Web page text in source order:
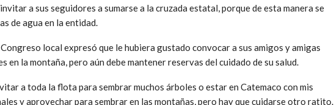
a sus seguidores a sumarse a la cruzada estatal, porque de esta manera se
de agua en la entidad.
local expresó que le hubiera gustado convocar a sus amigos y amigas
en la montaña, pero aún debe mantener reservas del cuidado de su salud.
a toda la flota para sembrar muchos árboles o estar en Catemaco con mis
y aprovechar para sembrar en las montañas, pero hay que cuidarse otro ratito.